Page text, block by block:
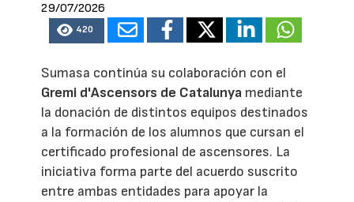
29/07/2026
420
Sumasa continúa su colaboración con el
Gremi d'Ascensors de Catalunya mediante
la donación de distintos equipos destinados
a la formación de los alumnos que cursan el
certificado profesional de ascensores. La
iniciativa forma parte del acuerdo suscrito
entre ambas entidades para apoyar la